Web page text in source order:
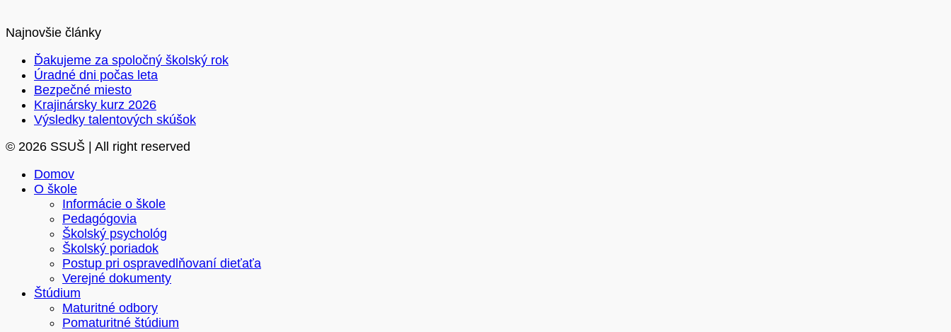
Najnovšie články
Ďakujeme za spoločný školský rok
Úradné dni počas leta
Bezpečné miesto
Krajinársky kurz 2026
Výsledky talentových skúšok
© 2026 SSUŠ | All right reserved
Domov
O škole
Informácie o škole
Pedagógovia
Školský psychológ
Školský poriadok
Postup pri ospravedlňovaní dieťaťa
Verejné dokumenty
Štúdium
Maturitné odbory
Pomaturitné štúdium